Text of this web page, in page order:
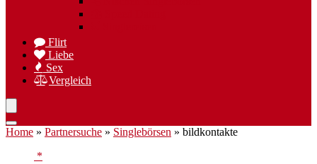
Flirt
Liebe
Sex
Vergleich
Home » Partnersuche » Singlebörsen » bildkontakte